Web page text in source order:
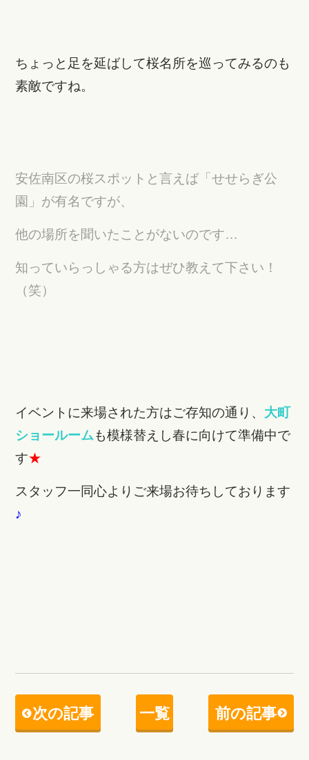
ちょっと足を延ばして桜名所を巡ってみるのも
素敵ですね。
安佐南区の桜スポットと言えば「せせらぎ公
園」が有名ですが、
他の場所を聞いたことがないのです…
知っていらっしゃる方はぜひ教えて下さい！
（笑）
イベントに来場された方はご存知の通り、 大町
ショールームも模様替えし春に向けて準備中で
す★
スタッフ一同心よりご来場お待ちしております
♪
次の記事 一覧 前の記事